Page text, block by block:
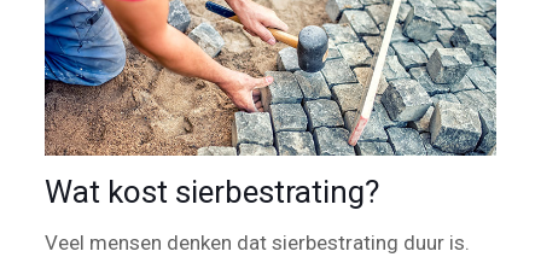
Wat kost sierbestrating?
Veel mensen denken dat sierbestrating duur is.